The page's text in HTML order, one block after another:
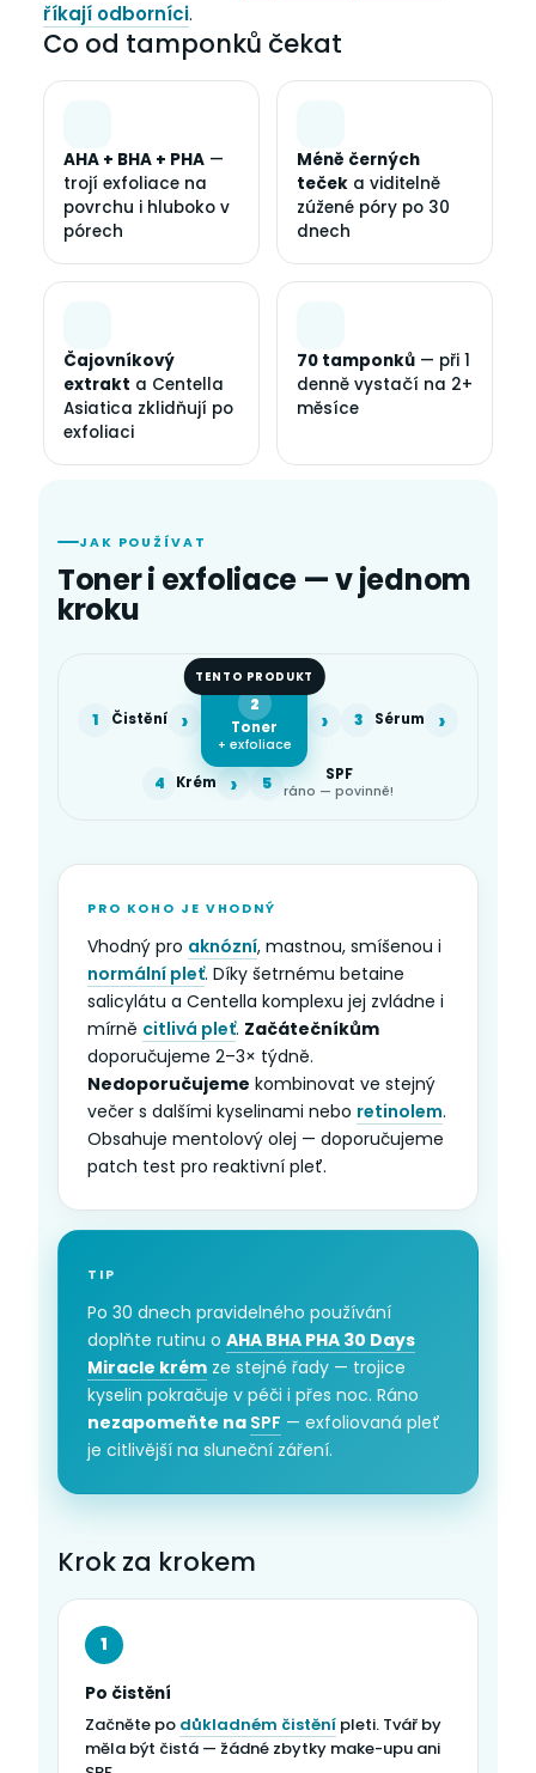
říkají odborníci.
Co od tamponků čekat
AHA + BHA + PHA —
trojí exfoliace na
povrchu i hluboko v
pórech
Méně černých
teček a viditelně
zúžené póry po 30
dnech
Čajovníkový
extrakt a Centella
Asiatica zklidňují po
exfoliaci
70 tamponků — při 1
denně vystačí na 2+
měsíce
JAK POUŽÍVAT
Toner i exfoliace — v jednom
kroku
1 Čistění ›
TENTO PRODUKT
2
Toner
+ exfoliace
› 3 Sérum ›
4 Krém › 5 SPF
ráno — povinně!
PRO KOHO JE VHODNÝ
Vhodný pro aknózní, mastnou, smíšenou i
normální pleť. Díky šetrnému betaine
salicylátu a Centella komplexu jej zvládne i
mírně citlivá pleť. Začátečníkům
doporučujeme 2–3× týdně.
Nedoporučujeme kombinovat ve stejný
večer s dalšími kyselinami nebo retinolem.
Obsahuje mentolový olej — doporučujeme
patch test pro reaktivní pleť.
TIP
Po 30 dnech pravidelného používání
doplňte rutinu o AHA BHA PHA 30 Days
Miracle krém ze stejné řady — trojice
kyselin pokračuje v péči i přes noc. Ráno
nezapomeňte na SPF — exfoliovaná pleť
je citlivější na sluneční záření.
Krok za krokem
1
Po čistění
Začněte po důkladném čistění pleti. Tvář by
měla být čistá — žádné zbytky make-upu ani